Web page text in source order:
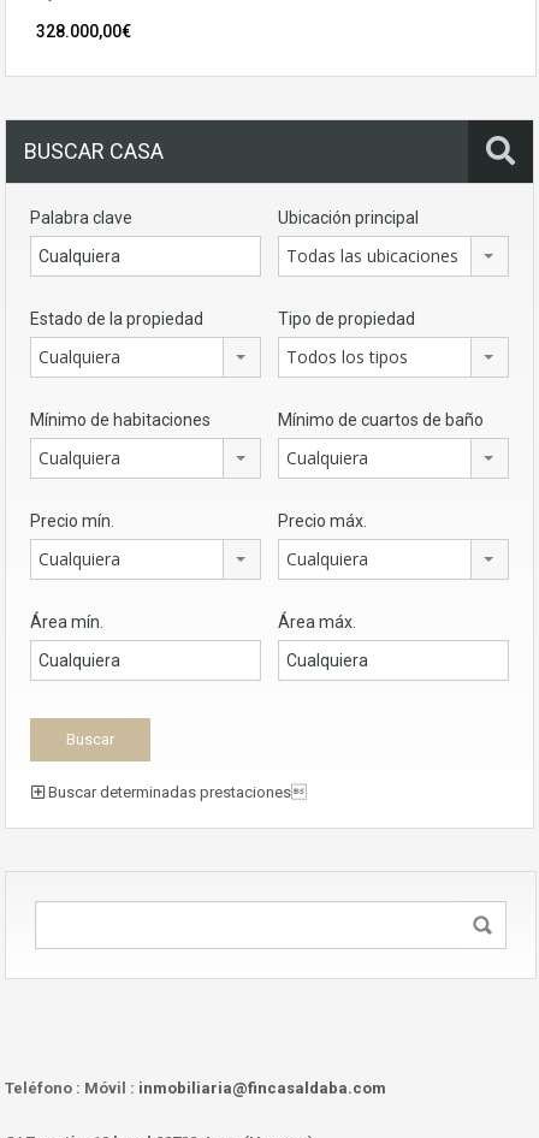
328.000,00€
BUSCAR CASA
Palabra clave Ubicación principal
Todas las ubicaciones
Estado de la propiedad
Cualquiera
Tipo de propiedad
Todos los tipos
Mínimo de habitaciones
Cualquiera
Mínimo de cuartos de baño
Cualquiera
Precio mín.
Cualquiera
Precio máx.
Cualquiera
Área mín. Área máx.
Buscar determinadas prestaciones
Teléfono : Móvil : inmobiliaria@fincasaldaba.com